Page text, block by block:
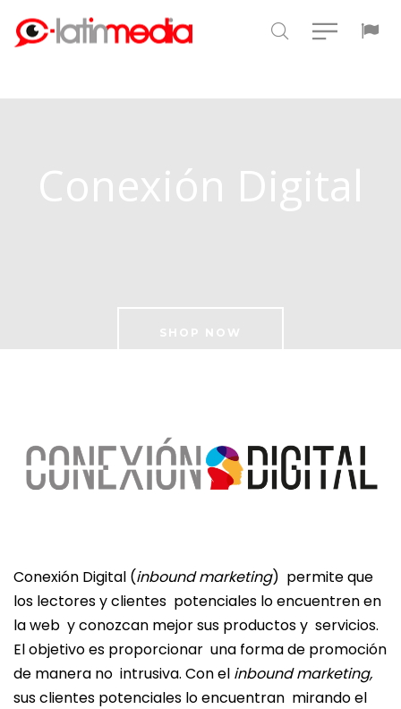
Conexión Digital
SHOP NOW
Conexión Digital (inbound marketing) permite que
los lectores y clientes potenciales lo encuentren en
la web y conozcan mejor sus productos y servicios.
El objetivo es proporcionar una forma de promoción
de manera no intrusiva. Con el inbound marketing,
sus clientes potenciales lo encuentran mirando el